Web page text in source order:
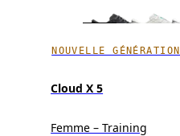
NOUVELLE GÉNÉRATION
Cloud X 5
Femme – Training